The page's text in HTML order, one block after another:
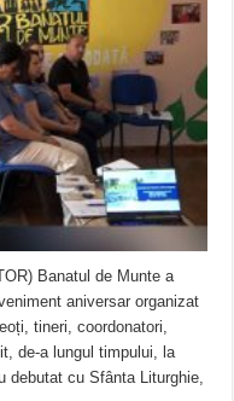
– avarie – 04.08.2026
Banatul de Munte a
aniversar organizat
tineri, coordonatori,
de-a lungul timpului, la
debutat cu Sfânta Liturghie,